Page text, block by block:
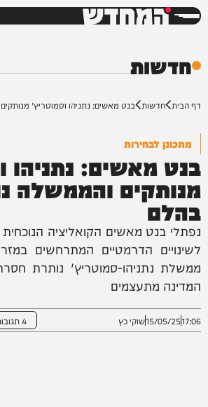
המחדש
חדשות
דף הבית חדשות בנט מאשים: נתניהו וסמוטריץ'
מתכונן לבחירות
בנט מאשים: נתניהו
מנותקים והממשלה
בהלם
נפתלי בנט מאשים הקואליציה
לשינויים הדרמטיים המתרחשים
ממשלת נתניהו-סמוטריץ' נותרת
המדינה מתעצמים
17:06
15/05/25שוקי כץ 4 תגובות